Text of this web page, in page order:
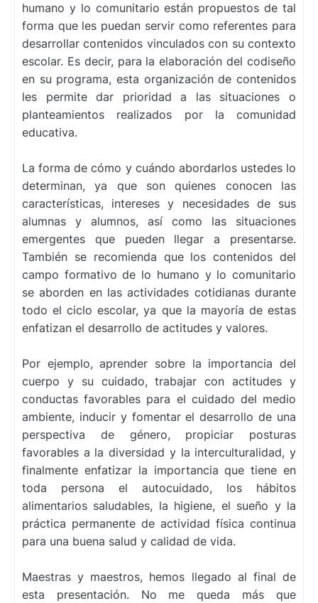
humano y lo comunitario están propuestos de tal
forma que les puedan servir como referentes para
desarrollar contenidos vinculados con su contexto
escolar. Es decir, para la elaboración del codiseño
en su programa, esta organización de contenidos
les permite dar prioridad a las situaciones o
planteamientos realizados por la comunidad
educativa.
La forma de cómo y cuándo abordarlos ustedes lo
determinan, ya que son quienes conocen las
características, intereses y necesidades de sus
alumnas y alumnos, así como las situaciones
emergentes que pueden llegar a presentarse.
También se recomienda que los contenidos del
campo formativo de lo humano y lo comunitario
se aborden en las actividades cotidianas durante
todo el ciclo escolar, ya que la mayoría de estas
enfatizan el desarrollo de actitudes y valores.
Por ejemplo, aprender sobre la importancia del
cuerpo y su cuidado, trabajar con actitudes y
conductas favorables para el cuidado del medio
ambiente, inducir y fomentar el desarrollo de una
perspectiva de género, propiciar posturas
favorables a la diversidad y la interculturalidad, y
finalmente enfatizar la importancia que tiene en
toda persona el autocuidado, los hábitos
alimentarios saludables, la higiene, el sueño y la
práctica permanente de actividad física continua
para una buena salud y calidad de vida.
Maestras y maestros, hemos llegado al final de
esta presentación. No me queda más que